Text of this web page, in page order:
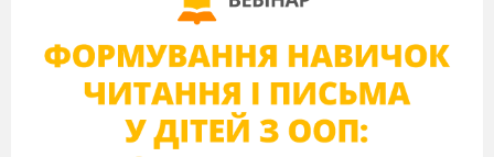
плями
Пори року.
«Жовтень».
Рухлива хвилинка
Р.Грех «Пісня про